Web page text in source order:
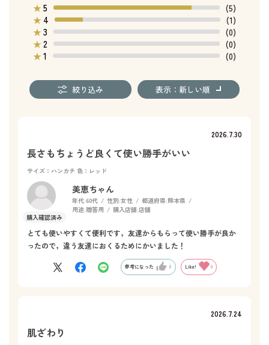
★5
(5)
★ 4
(1)
★3
(0)
★2
(0)
★1 (0)
絞り込み 表示：新しい順
2026.7.30
長さもちょうど良くて使い勝手がいい
サイズ：ハンカチ 色：レッド
美恵ちゃん
年代:60代 性別:女性 都道府県:熊本県
用途:贈答用 購入店舗:店舗
とても使いやすくて便利です，友達からもらって使い勝手が良か
ったので，違う友達におくるためにかいました！
参考になった 0 Like! 0
2026.7.24
肌ざわり